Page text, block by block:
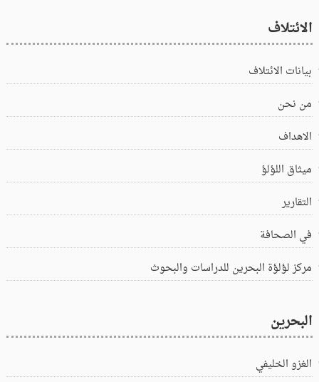
الائتلاف
بيانات الائتلاف
من نحن
الاهداف
ميثاق اللؤلؤ
التقارير
في الصحافة
مركز لؤلؤة البحرين للدراسات والبحوث
البحرين
الغزو الخليفي